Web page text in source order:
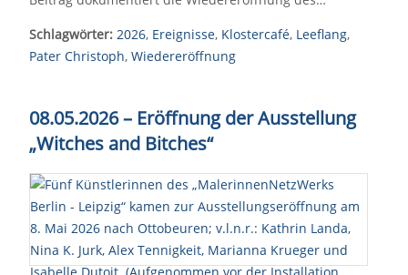
Schlagwörter: 2026, Ereignisse, Klostercafé, Leeflang,
Pater Christoph, Wiedereröffnung
08.05.2026 – Eröffnung der Ausstellung
„Witches and Bitches“